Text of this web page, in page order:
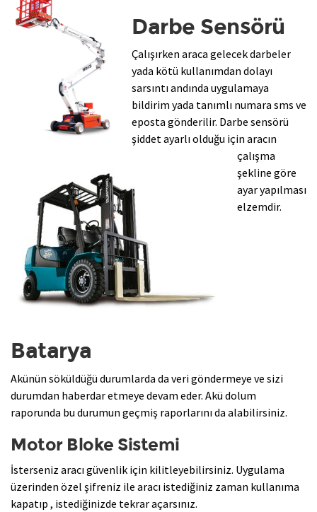
Darbe Sensörü
Çalışırken araca gelecek darbeler
yada kötü kullanımdan dolayı
sarsıntı andında uygulamaya
bildirim yada tanımlı numara sms ve
eposta gönderilir. Darbe sensörü
şiddet ayarlı olduğu için aracın
çalışma
şekline göre
ayar yapılması
elzemdir.
Batarya
Akünün söküldüğü durumlarda da veri göndermeye ve sizi
durumdan haberdar etmeye devam eder. Akü dolum
raporunda bu durumun geçmiş raporlarını da alabilirsiniz.
Motor Bloke Sistemi
İsterseniz aracı güvenlik için kilitleyebilirsiniz. Uygulama
üzerinden özel şifreniz ile aracı istediğiniz zaman kullanıma
kapatıp , istediğinizde tekrar açarsınız.